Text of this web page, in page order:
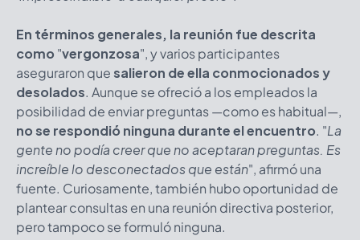
En términos generales, la reunión fue descrita
como "vergonzosa", y varios participantes
aseguraron quesalieron de ella conmocionados y
desolados. Aunque se ofreció a los empleados la
posibilidad de enviar preguntas —como es habitual—,
no se respondió ninguna durante el encuentro. "La
gente no podía creer que no aceptaran preguntas. Es
increíble lo desconectados que están", afirmó una
fuente. Curiosamente, también hubo oportunidad de
plantear consultas en una reunión directiva posterior,
pero tampoco se formuló ninguna.